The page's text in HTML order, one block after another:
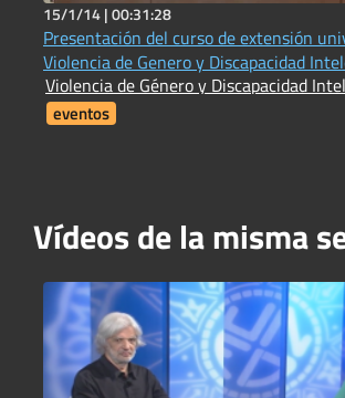
15/1/14 |00:31:28
Presentación del curso de extensión
Violencia de Genero y Discapacidad
Violencia de Género y Discapacidad
eventos
Vídeos de la misma